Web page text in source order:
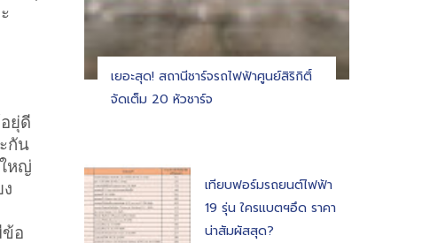
ยุ่ดี
กัน
หญ่
ข้อ
เยอะสุด! สถานีชาร์จรถไฟฟ้าศูนย์สิริกิติ์
จัดเต็ม 20 หัวชาร์จ
เทียบฟอร์มรถยนต์ไฟฟ้า
19 รุ่น ใครแบตฯอึด ราคา
น่าสัมผัสสุด?